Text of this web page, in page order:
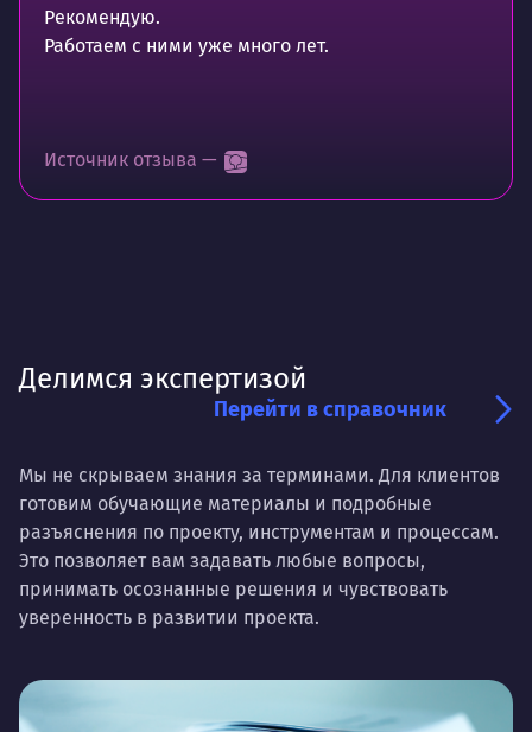
Рекомендую.
Работаем с ними уже много лет.
Источник отзыва —
Делимся экспертизой
Перейти в справочник
Мы не скрываем знания за терминами. Для клиентов
готовим обучающие материалы и подробные
разъяснения по проекту, инструментам и процессам.
Это позволяет вам задавать любые вопросы,
принимать осознанные решения и чувствовать
уверенность в развитии проекта.